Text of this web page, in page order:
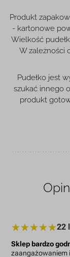
Produkt
- kartonowe
Wielkość
W zależności
Pudełko jest
szukać innego
produkt
22
Sklep bardzo
zaangażowaniem